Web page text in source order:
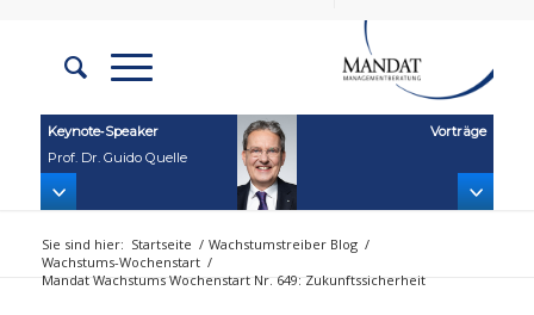
Keynote‑Speaker
Prof. Dr. Guido Quelle
Vorträge
Sie sind hier: Startseite / Wachstumstreiber Blog /
Wachstums-Wochenstart /
Mandat Wachstums Wochenstart Nr. 649: Zukunftssicherheit